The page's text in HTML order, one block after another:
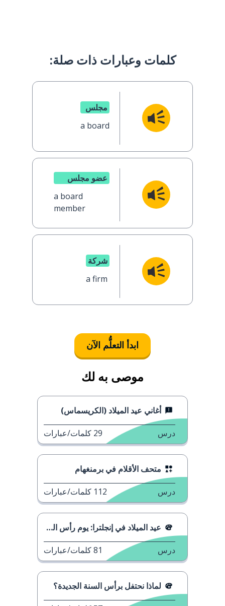
كلمات وعبارات ذات صلة:
مجلس
a board
عضو مجلس
a board
member
شركة
a firm
ابدأ التعلُّم الآن
موصى به لك
أغاني عيد الميلاد (الكريسماس)
درس 29 كلمات/عبارات
متحف الأقلام في برمنغهام
درس 112 كلمات/عبارات
عيد الميلاد في إنجلترا: يوم رأس السنة
درس 81كلمات/عبارات
لماذا نحتفل برأس السنة الجديدة؟